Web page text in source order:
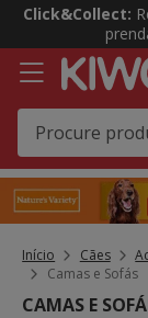
3
3,
mensagem,
Click&Collect:
Início Cães
Camas e Sofás
CAMAS E